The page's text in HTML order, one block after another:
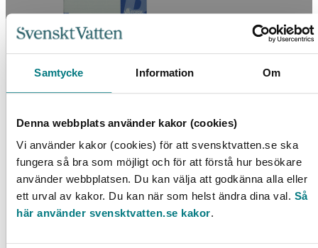
Samtycke Information Om
Denna webbplats använder kakor (cookies)
Vi använder kakor (cookies) för att svensktvatten.se ska
fungera så bra som möjligt och för att förstå hur besökare
använder webbplatsen. Du kan välja att godkänna alla eller
ett urval av kakor. Du kan när som helst ändra dina val. Så
här använder svensktvatten.se kakor.
Modellering av ekologisk dagvattenhantering